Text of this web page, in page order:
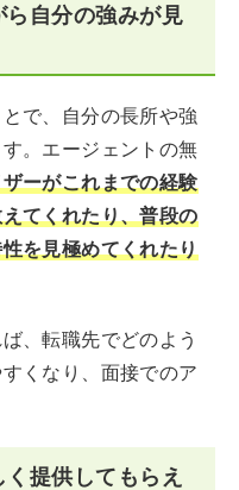
自分の強みが見
で、自分の長所や強
。エージェントの無
ーがこれまでの経験
てくれたり、普段の
を見極めてくれたり
、転職先でどのよう
くなり、面接でのア
提供してもらえ